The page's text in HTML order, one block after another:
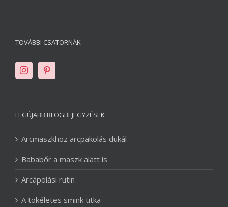
TOVÁBBI CSATORNÁK
LEGÚJABB BLOGBEJEGYZÉSEK
Arcmaszkhoz arcpakolás dukál
Bababőr a maszk alatt is
Arcápolási rutin
A tökéletes smink titka